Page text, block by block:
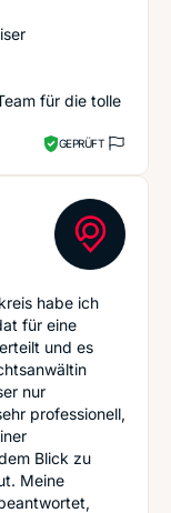
für die tolle
GEPRÜFT
habe ich
für eine
und es
nur
professionell,
Blick zu
Meine